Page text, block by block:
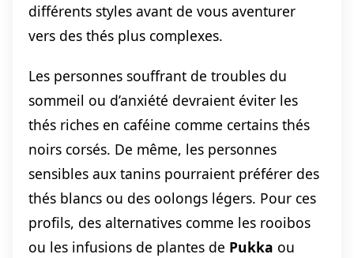
différents styles avant de vous aventurer
vers des thés plus complexes.
Les personnes souffrant de troubles du
sommeil ou d’anxiété devraient éviter les
thés riches en caféine comme certains thés
noirs corsés. De même, les personnes
sensibles aux tanins pourraient préférer des
thés blancs ou des oolongs légers. Pour ces
profils, des alternatives comme les rooibos
ou les infusions de plantes de Pukka ou